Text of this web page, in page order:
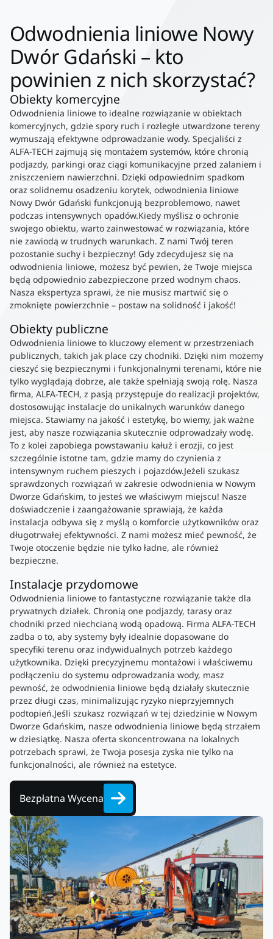
Odwodnienia liniowe Nowy
Dwór Gdański – kto
powinien z nich skorzystać?
Obiekty komercyjne
Odwodnienia liniowe to idealne rozwiązanie w obiektach
komercyjnych, gdzie spory ruch i rozległe utwardzone tereny
wymuszają efektywne odprowadzanie wody. Specjaliści z
ALFA-TECH zajmują się montażem systemów, które chronią
podjazdy, parkingi oraz ciągi komunikacyjne przed zalaniem i
zniszczeniem nawierzchni. Dzięki odpowiednim spadkom
oraz solidnemu osadzeniu korytek, odwodnienia liniowe
Nowy Dwór Gdański funkcjonują bezproblemowo, nawet
podczas intensywnych opadów.Kiedy myślisz o ochronie
swojego obiektu, warto zainwestować w rozwiązania, które
nie zawiodą w trudnych warunkach. Z nami Twój teren
pozostanie suchy i bezpieczny! Gdy zdecydujesz się na
odwodnienia liniowe, możesz być pewien, że Twoje miejsca
będą odpowiednio zabezpieczone przed wodnym chaos.
Nasza ekspertyza sprawi, że nie musisz martwić się o
zmoknięte powierzchnie – postaw na solidność i jakość!
Obiekty publiczne
Odwodnienia liniowe to kluczowy element w przestrzeniach
publicznych, takich jak place czy chodniki. Dzięki nim możemy
cieszyć się bezpiecznymi i funkcjonalnymi terenami, które nie
tylko wyglądają dobrze, ale także spełniają swoją rolę. Nasza
firma, ALFA-TECH, z pasją przystępuje do realizacji projektów,
dostosowując instalacje do unikalnych warunków danego
miejsca. Stawiamy na jakość i estetykę, bo wiemy, jak ważne
jest, aby nasze rozwiązania skutecznie odprowadzały wodę.
To z kolei zapobiega powstawaniu kałuż i erozji, co jest
szczególnie istotne tam, gdzie mamy do czynienia z
intensywnym ruchem pieszych i pojazdów.Jeżeli szukasz
sprawdzonych rozwiązań w zakresie odwodnienia w Nowym
Dworze Gdańskim, to jesteś we właściwym miejscu! Nasze
doświadczenie i zaangażowanie sprawiają, że każda
instalacja odbywa się z myślą o komforcie użytkowników oraz
długotrwałej efektywności. Z nami możesz mieć pewność, że
Twoje otoczenie będzie nie tylko ładne, ale również
bezpieczne.
Instalacje przydomowe
Odwodnienia liniowe to fantastyczne rozwiązanie także dla
prywatnych działek. Chronią one podjazdy, tarasy oraz
chodniki przed niechcianą wodą opadową. Firma ALFA-TECH
zadba o to, aby systemy były idealnie dopasowane do
specyfiki terenu oraz indywidualnych potrzeb każdego
użytkownika. Dzięki precyzyjnemu montażowi i właściwemu
podłączeniu do systemu odprowadzania wody, masz
pewność, że odwodnienia liniowe będą działały skutecznie
przez długi czas, minimalizując ryzyko nieprzyjemnych
podtopień.Jeśli szukasz rozwiązań w tej dziedzinie w Nowym
Dworze Gdańskim, nasze odwodnienia liniowe będą strzałem
w dziesiątkę. Nasza oferta skoncentrowana na lokalnych
potrzebach sprawi, że Twoja posesja zyska nie tylko na
funkcjonalności, ale również na estetyce.
Bezpłatna Wycena